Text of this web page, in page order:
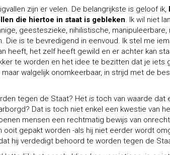
zijn er velen. De belangrijkste is geloof ik,
die hiertoe in staat is gebleken. Ik wil niet
geesteszieke, nihilistische, manipuleerbare,
Die is te bevredigend in eenvoud. Ik stel me
heeft, het zelf heeft gewild en er achter kan
te worden en het idee te bezitten dat je iets
walgelijk onomkeerbaar, in strijd met de
tegen de Staat? Het is toch van waarde dat
Dat is toch niet enkel een kwestie van
mensen een rechtmatig bewijs van
gepakt worden -als hij niet eerder wordt
hij verdedigt behoord te worden tegen de